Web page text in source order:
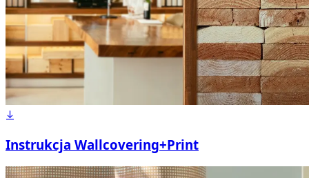
Instrukcja Wallcovering+Print